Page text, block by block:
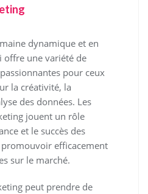
dynamique et en
offre une variété de
pour ceux
la créativité, la
des données. Les
jouent un rôle
et le succès des
efficacement
sur le marché.
peut prendre de